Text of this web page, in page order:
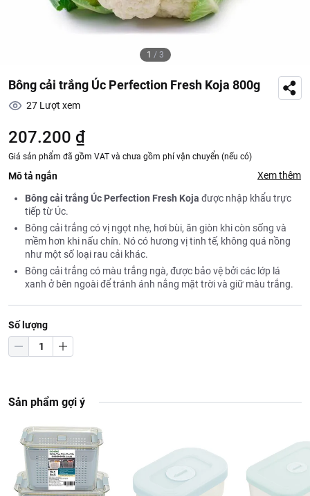
1 / 3
Bông cải trắng Úc Perfection Fresh Koja 800g
27 Lượt xem
207.200 ₫
Giá sản phẩm đã gồm VAT và chưa gồm phí vận chuyển (nếu có)
Mô tả ngắn Xem thêm
Bông cải trắng Úc Perfection Fresh Koja được nhập khẩu trực
tiếp từ Úc.
Bông cải trắng có vị ngọt nhẹ, hơi bùi, ăn giòn khi còn sống và
mềm hơn khi nấu chín. Nó có hương vị tinh tế, không quá nồng
như một số loại rau cải khác.
Bông cải trắng có màu trắng ngà, được bảo vệ bởi các lớp lá
xanh ở bên ngoài để tránh ánh nắng mặt trời và giữ màu trắng.
Số lượng
Sản phẩm gợi ý